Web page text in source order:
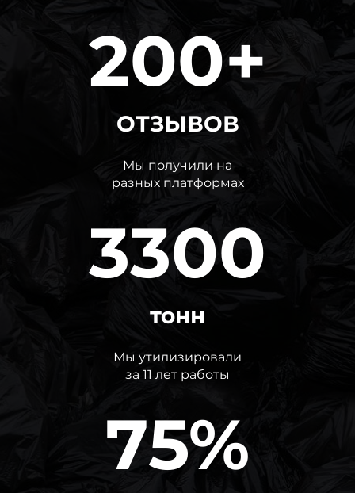
200+
ОТЗЫВОВ
Мы получили на
разных платформах
3300
тонн
Мы утилизировали
за 11 лет работы
75%